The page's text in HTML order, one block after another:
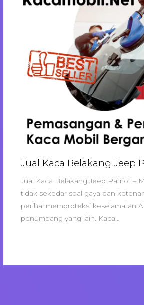
Jual Kaca Belakang Jeep
Jual Kaca Belakang Jeep Patriot –
tidak sekedar soal gaya dan
perihal memproteksi keselamatan
penumpang yang lain. Kaca…